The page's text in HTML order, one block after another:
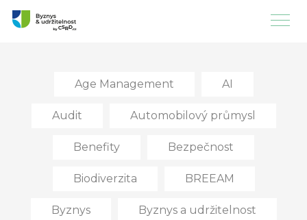
Age Management AI
Audit Automobilový průmysl
Benefity Bezpečnost
Biodiverzita BREEAM
Byznys Byznys a udržitelnost